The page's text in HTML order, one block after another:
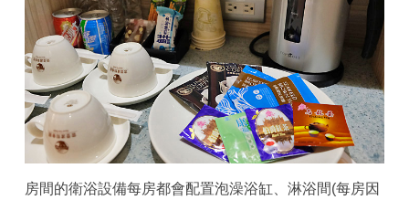
房間的衛浴設備每房都會配置泡澡浴缸、淋浴間(每房因